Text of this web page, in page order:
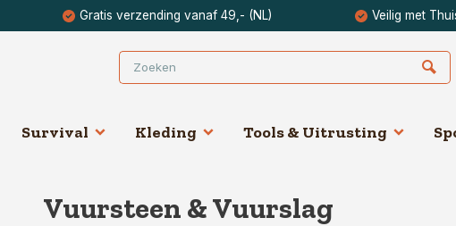
Gratis verzending vanaf 49,- (NL) Veilig met
Survival Kleding Tools & Uitrusting
Vuursteen & Vuurslag